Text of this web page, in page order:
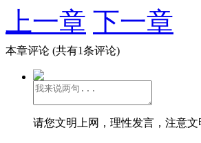
上一章 下一章
本章评论 (共有1条评论)
请您文明上网，理性发言，注意文